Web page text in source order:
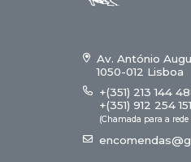
Av. António
1050-012 Lisboa
+(351) 213 144
+(351) 912 254 151
(Chamada para a